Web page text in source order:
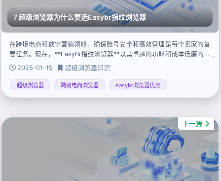
7 超级浏览器为什么要选Easybr指纹浏览器
在跨境电商和数字营销领域，确保账号安全和高效管理是每个卖家的首
要任务。现在，**EasyBr指纹浏览器**以其卓越的功能和成本低廉的优
势，成为众多跨境卖家的新宠。基于谷歌内核改进研发，EasyBr不仅实
现了物理层面深度模拟不同真机的效果，还提供了代理IP深度匿名化、
百分之百无关联性的多窗口操作等功能，帮助您有效防范账号关联风
2025-01-19 超级浏览器知识
超级浏览器 跨境电商浏览器 easybr浏览器优势
下一篇